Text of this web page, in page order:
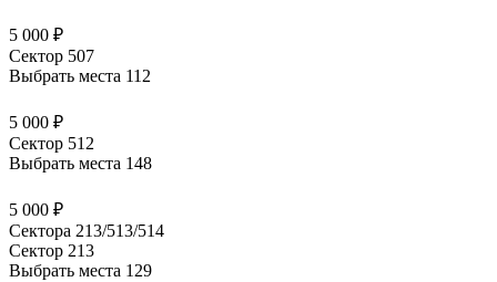
5 000 ₽
Сектор 507
Выбрать места 112
5 000 ₽
Сектор 512
Выбрать места 148
5 000 ₽
Сектора 213/513/514
Сектор 213
Выбрать места 129